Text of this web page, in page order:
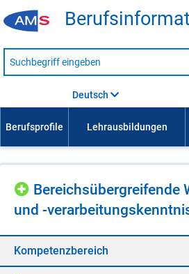
Suche
nach
Deutsch
Be­reichs­über­grei­fen­de
und -
Kom­pe­tenz­be­reich